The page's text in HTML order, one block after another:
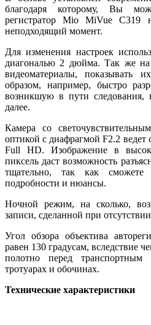
благодаря которому, Вы
регистратор Mio MiVue С319
неподходящий момент.
Для изменения настроек
диагональю 2 дюйма. Так же
видеоматериалы, показывать
образом, например, быстро
возникшую в пути следования,
далее.
Камера со
оптикой с диафрагмой F2.2 ведет
Full HD. Изображение в
пиксель даст возможность
тщательно, так как сможете
подробности и нюансы.
Ночной режим, на сколько,
записи, сделанной при
Угол обзора объектива
равен 130 градусам, вследствие
полотно перед
тротуарах и обочинах.
Технические характеристики